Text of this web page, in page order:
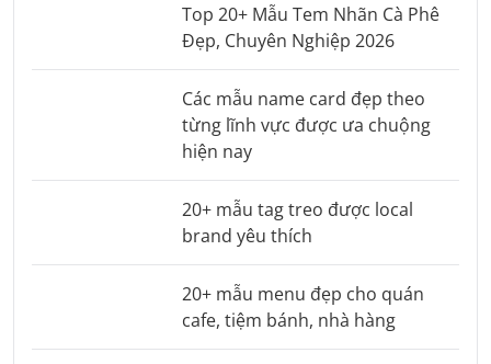
Top 20+ Mẫu Tem Nhãn Cà Phê
Đẹp, Chuyên Nghiệp 2026
Các mẫu name card đẹp theo
từng lĩnh vực được ưa chuộng
hiện nay
20+ mẫu tag treo được local
brand yêu thích
20+ mẫu menu đẹp cho quán
cafe, tiệm bánh, nhà hàng